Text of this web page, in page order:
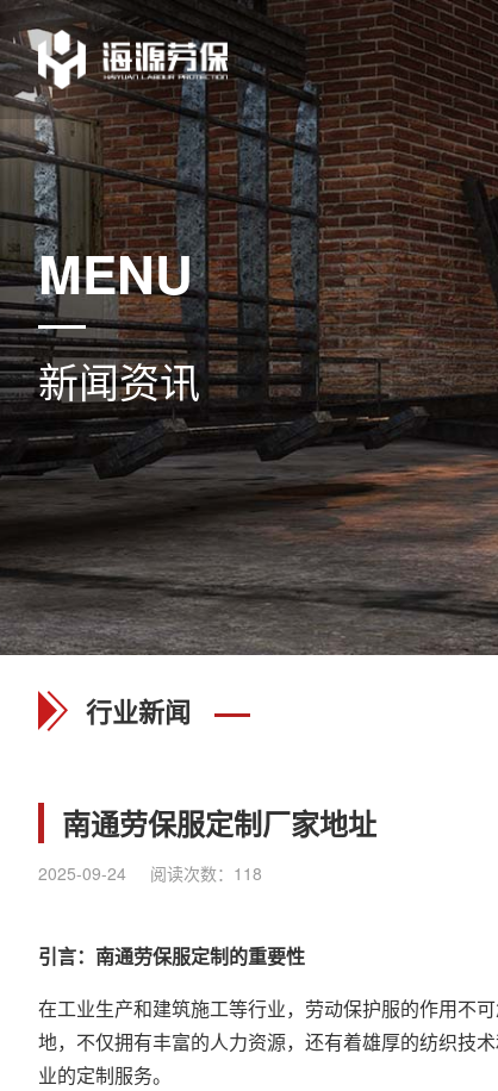
MENU
新闻资讯
行业新闻
南通劳保服定制厂家地址
2025-09-24 阅读次数： 118
引言：南通劳保服定制的重要性
在工业生产和建筑施工等行业，劳动保护服的作用不
地，不仅拥有丰富的人力资源，还有着雄厚的纺织技
业的定制服务。